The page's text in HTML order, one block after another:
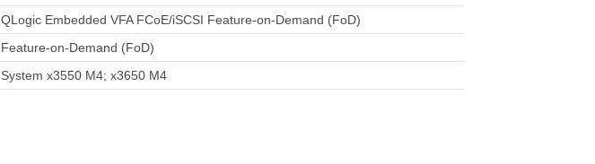
QLogic Embedded VFA FCoE/iSCSI Feature-on-Demand (FoD)
Feature-on-Demand (FoD)
System x3550 M4; x3650 M4